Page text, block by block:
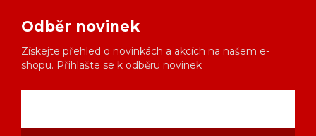
Odběr novinek
Získejte přehled o novinkách a akcích na našem e-
shopu. Přihlašte se k odběru novinek